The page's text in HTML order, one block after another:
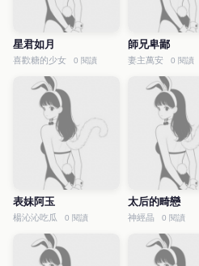
星君如月
喜歡糖的少女 0 閱讀
師兄卑鄙
妻主萬安 0 閱讀
表妹阿玉
楊沁沁吃瓜 0 閱讀
太后的畸戀
神經晶 0 閱讀